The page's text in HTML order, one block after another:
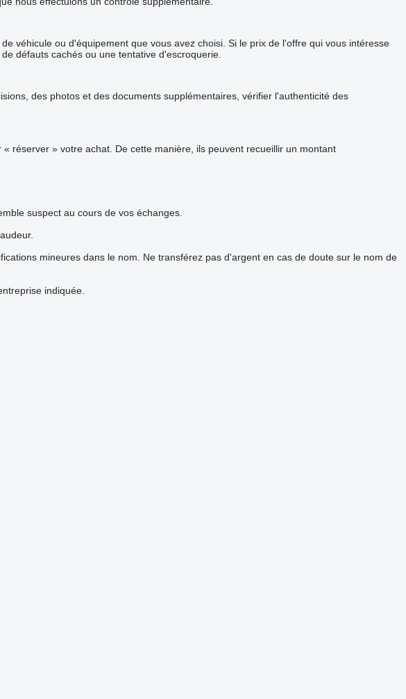
véhicule ou d'équipement que vous avez choisi. Si le prix de l'offre qui vous intéresse
défauts cachés ou une tentative d'escroquerie.
des photos et des documents supplémentaires, vérifier l'authenticité des
réserver » votre achat. De cette manière, ils peuvent recueillir un montant
suspect au cours de vos échanges.
mineures dans le nom. Ne transférez pas d'argent en cas de doute sur le nom de
indiquée.